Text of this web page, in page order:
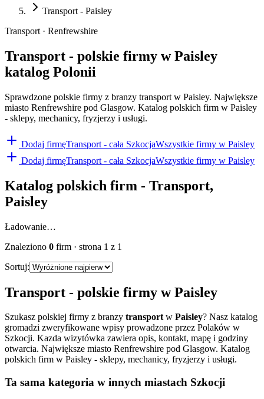
Transport - Paisley
Transport · Renfrewshire
Transport - polskie firmy w Paisley
katalog Polonii
Sprawdzone polskie firmy z branzy transport w Paisley. Największe
miasto Renfrewshire pod Glasgow. Katalog polskich firm w Paisley
- sklepy, mechanicy, fryzjerzy i usługi.
Dodaj firmęTransport - cała SzkocjaWszystkie firmy w Paisley
Dodaj firmęTransport - cała SzkocjaWszystkie firmy w Paisley
Katalog polskich firm - Transport,
Paisley
Ładowanie…
Znaleziono 0 firm · strona 1 z 1
Sortuj:
Transport - polskie firmy wPaisley
Szukasz polskiej firmy z branzy transportw Paisley? Nasz katalog
gromadzi zweryfikowane wpisy prowadzone przez Polaków w
Szkocji. Kazda wizytówka zawiera opis, kontakt, mapę i godziny
otwarcia. Największe miasto Renfrewshire pod Glasgow. Katalog
polskich firm w Paisley - sklepy, mechanicy, fryzjerzy i usługi.
Ta sama kategoria w innych miastach Szkocji